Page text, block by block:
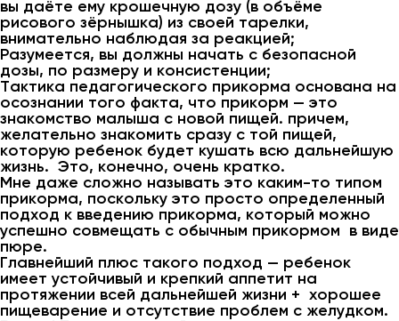
вы даёте ему крошечную дозу (в объёме
рисового зёрнышка) из своей тарелки,
внимательно наблюдая за реакцией;
Разумеется, вы должны начать с безопасной
дозы, по размеру и консистенции;
Тактика педагогического прикорма основана на
осознании того факта, что прикорм — это
знакомство малыша с новой пищей. причем,
желательно знакомить сразу с той пищей,
которую ребенок будет кушать всю дальнейшую
жизнь. Это, конечно, очень кратко.
Мне даже сложно называть это каким-то типом
прикорма, поскольку это просто определенный
подход к введению прикорма, который можно
успешно совмещать с обычным прикормом в виде
пюре.
Главнейший плюс такого подход — ребенок
имеет устойчивый и крепкий аппетит на
протяжении всей дальнейшей жизни + хорошее
пищеварение и отсутствие проблем с желудком.